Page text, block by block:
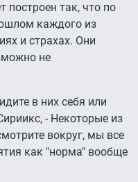
построен так, что по
каждого из
и страхах. Они
не
в них себя или
- Некоторые из
вокруг, мы все
как "норма" вообще